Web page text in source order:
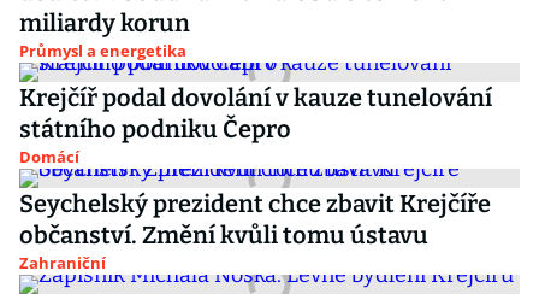
miliardy korun
Průmysl a energetika
Krejčíř podal dovolání v kauze tunelování
státního podniku Čepro
Domácí
Seychelský prezident chce zbavit Krejčíře
občanství. Změní kvůli tomu ústavu
Zahraniční